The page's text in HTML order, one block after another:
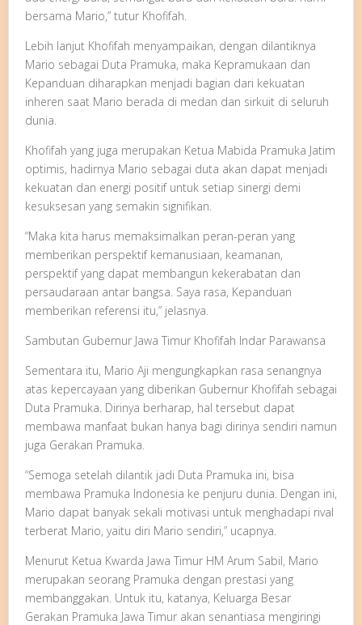
bersama Mario,” tutur Khofifah.
Lebih lanjut Khofifah menyampaikan, dengan dilantiknya
Mario sebagai Duta Pramuka, maka Kepramukaan dan
Kepanduan diharapkan menjadi bagian dari kekuatan
inheren saat Mario berada di medan dan sirkuit di seluruh
dunia.
Khofifah yang juga merupakan Ketua Mabida Pramuka Jatim
optimis, hadirnya Mario sebagai duta akan dapat menjadi
kekuatan dan energi positif untuk setiap sinergi demi
kesuksesan yang semakin signifikan.
“Maka kita harus memaksimalkan peran-peran yang
memberikan perspektif kemanusiaan, keamanan,
perspektif yang dapat membangun kekerabatan dan
persaudaraan antar bangsa. Saya rasa, Kepanduan
memberikan referensi itu,” jelasnya.
Sambutan Gubernur Jawa Timur Khofifah Indar Parawansa
Sementara itu, Mario Aji mengungkapkan rasa senangnya
atas kepercayaan yang diberikan Gubernur Khofifah sebagai
Duta Pramuka. Dirinya berharap, hal tersebut dapat
membawa manfaat bukan hanya bagi dirinya sendiri namun
juga Gerakan Pramuka.
“Semoga setelah dilantik jadi Duta Pramuka ini, bisa
membawa Pramuka Indonesia ke penjuru dunia. Dengan ini,
Mario dapat banyak sekali motivasi untuk menghadapi rival
terberat Mario, yaitu diri Mario sendiri,” ucapnya.
Menurut Ketua Kwarda Jawa Timur HM Arum Sabil, Mario
merupakan seorang Pramuka dengan prestasi yang
membanggakan. Untuk itu, katanya, Keluarga Besar
Gerakan Pramuka Jawa Timur akan senantiasa mengiringi